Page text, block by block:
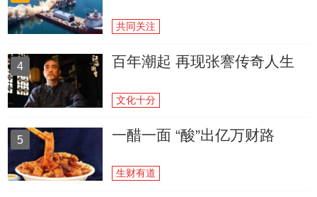
共同关注
4 百年潮起 再现张謇传奇人生
文化十分
5 一醋一面 “酸”出亿万财路
生财有道